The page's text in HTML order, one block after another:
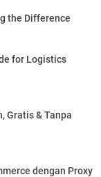
the Difference
for Logistics
Gratis & Tanpa
dengan Proxy